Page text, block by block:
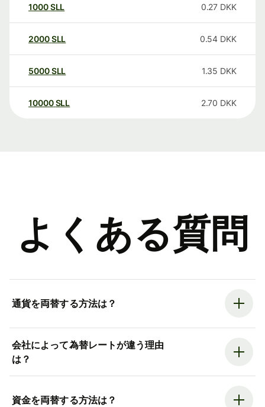
1000SLL 0.27 DKK
2000SLL 0.54 DKK
5000SLL 1.35 DKK
10000 SLL 2.70 DKK
よくある質問
通貨を両替する方法は？
会社によって為替レートが違う理由
は？
資金を両替する方法は？